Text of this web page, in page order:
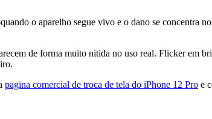
quando o aparelho segue vivo e o dano se concentra
de forma muito nitida no uso real. Flicker em
pagina comercial de troca de tela do iPhone 12 Pro e